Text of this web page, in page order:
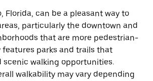
Florida, can be a pleasant way to
particularly the downtown and
that are more pedestrian-
features parks and trails that
scenic walking opportunities.
walkability may vary depending